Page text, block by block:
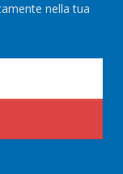
nella tua